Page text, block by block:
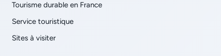
Tourisme durable en France
Service touristique
Sites à visiter